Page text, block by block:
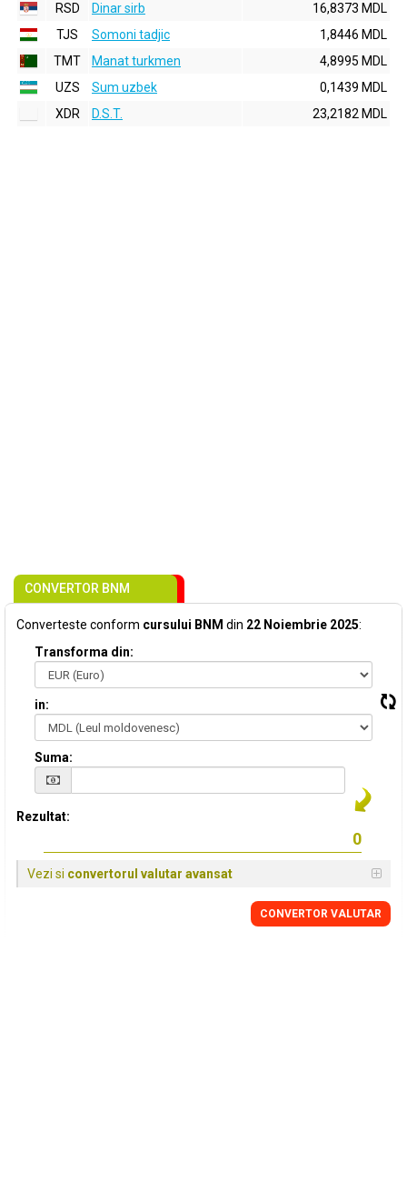
RSD
Dinar sirb
16,8373 MDL
TJS
Somoni tadjic
1,8446 MDL
TMT
Manat turkmen
4,8995 MDL
UZS
Sum uzbek
0,1439 MDL
XDR
D.S.T. 23,2182 MDL
CONVERTOR BNM
Converteste conform cursului BNM din 22 Noiembrie 2025:
Transforma din:
in:
Suma:
Rezultat:
Vezi si convertorul valutar avansat
CONVERTOR VALUTAR